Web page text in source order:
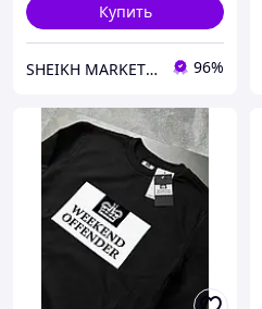
Купить
SHEIKH MARKET - магазин одежды 96%